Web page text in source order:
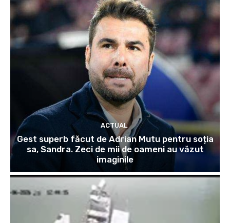
ACTUAL
Gest superb făcut de Adrian Mutu pentru soția
sa, Sandra. Zeci de mii de oameni au văzut
imaginile